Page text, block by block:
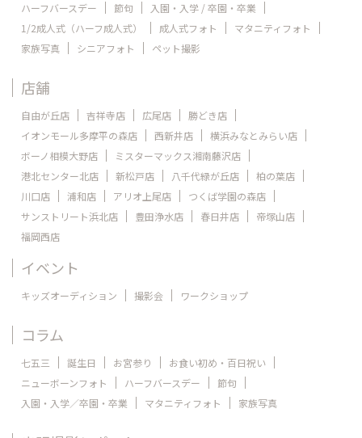
ハーフバースデー
節句
入園・入学 / 卒園・卒業
1/2成人式（ハーフ成人式）
成人式フォト
マタニティフォト
家族写真
シニアフォト ペット撮影
店舗
自由が丘店 吉祥寺店 広尾店
勝どき店
イオンモール多摩平の森店
西新井店
横浜みなとみらい店
ボーノ相模大野店
ミスターマックス湘南藤沢店
港北センター北店
新松戸店 八千代緑が丘店
柏の葉店
川口店
浦和店 アリオ上尾店
つくば学園の森店
サンストリート浜北店
豊田浄水店 春日井店
帝塚山店
福岡西店
イベント
キッズオーディション 撮影会 ワークショップ
コラム
七五三 誕生日 お宮参り
お食い初め・百日祝い
ニューボーンフォト
ハーフバースデー
節句
入園・入学／卒園・卒業
マタニティフォト 家族写真